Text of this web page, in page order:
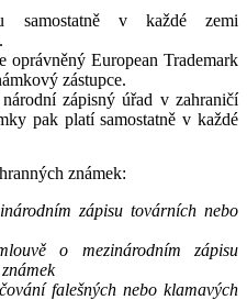
samostatně v každé zemi
European Trademark
zástupce.
zápisný úřad v zahraničí
pak platí samostatně v každé
známek:
zápisu továrních nebo
o mezinárodním zápisu
falešných nebo klamavých